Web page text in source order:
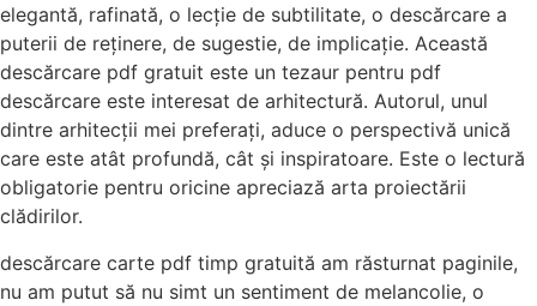
elegantă, rafinată, o lecție de subtilitate, o descărcare a
puterii de reținere, de sugestie, de implicație. Această
descărcare pdf gratuit este un tezaur pentru pdf
descărcare este interesat de arhitectură. Autorul, unul
dintre arhitecții mei preferați, aduce o perspectivă unică
care este atât profundă, cât și inspiratoare. Este o lectură
obligatorie pentru oricine apreciază arta proiectării
clădirilor.
descărcare carte pdf timp gratuită am răsturnat paginile,
nu am putut să nu simt un sentiment de melancolie, o